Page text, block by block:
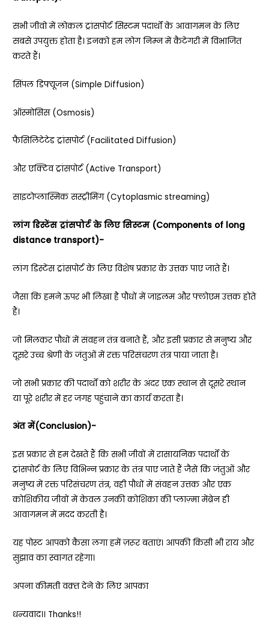
सभी जीवो में लोकल ट्रांसपोर्ट सिस्टम पदार्थों के आवागमन के लिए
सबसे उपयुक्त होता है। इनको हम लोग निम्न में कैटेगरी में विभाजित
करते हैं।
सिंपल डिफ्यूजन (Simple Diffusion)
ऑस्मोसिस (Osmosis)
फैसिलिटेटेड ट्रांसपोर्ट (Facilitated Diffusion)
और एक्टिव ट्रांसपोर्ट (Active Transport)
साइटोप्लास्मिक सस्ट्रीमिंग (Cytoplasmic streaming)
लांग डिस्टेंस ट्रांसपोर्ट के लिए सिस्टम (Components of long
distance transport)-
लांग डिस्टेंस ट्रांसपोर्ट के लिए विशेष प्रकार के उत्तक पाए जाते हैं।
जैसा कि हमने ऊपर भी लिखा है पौधों में जाइलम और फ्लोएम उत्तक होते
हैं।
जो मिलकर पौधों में संवहन तंत्र बनाते हैं, और इसी प्रकार से मनुष्य और
दूसरे उच्च श्रेणी के जंतुओं में रक्त परिसंचरण तंत्र पाया जाता है।
जो सभी प्रकार की पदार्थों को शरीर के अंदर एक स्थान से दूसरे स्थान
या पूरे शरीर में हर जगह पहुंचाने का कार्य करता है।
अंत में(Conclusion)-
इस प्रकार से हम देखते हैं कि सभी जीवों में रासायनिक पदार्थों के
ट्रांसपोर्ट के लिए विभिन्न प्रकार के तंत्र पाए जाते हैं जैसे कि जंतुओं और
मनुष्य में रक्त परिसंचरण तंत्र, वही पौधों में संवहन उत्तक और एक
कोशिकीय जीवों में केवल उनकी कोशिका की प्लाज़्मा मेंब्रेन ही
आवागमन में मदद करती है।
यह पोस्ट आपको कैसा लगा हमें ज़रूर बताएं। आपकी किसी भी राय और
सुझाव का स्वागत रहेगा।
अपना कीमती वक़्त देने के लिए आपका
धन्यवाद।। Thanks!!